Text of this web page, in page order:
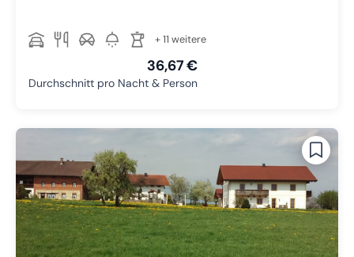
+ 11 weitere
36,67 €
Durchschnitt pro Nacht & Person